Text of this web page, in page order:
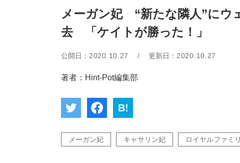
メーガン妃 “新たな隣人”にウ
去 「ケイトが勝った！」
公開日： 2020.10.27 / 更新日： 2020.10.27
著者：Hint-Pot編集部
B!
メーガン妃 キャサリン妃 ロイヤルファミ